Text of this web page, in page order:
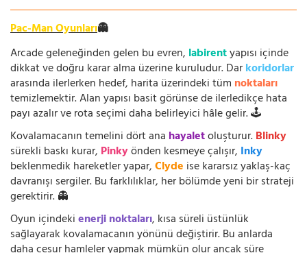
Pac-Man Oyunları👻
Arcade geleneğinden gelen bu evren, labirentyapısı içinde
dikkat ve doğru karar alma üzerine kuruludur. Darkoridorlar
arasında ilerlerken hedef, harita üzerindeki tüm noktaları
temizlemektir. Alan yapısı basit görünse de ilerledikçe hata
payı azalır ve rota seçimi daha belirleyici hâle gelir. 🕹️
Kovalamacanın temelini dört ana hayaletoluşturur.Blinky
sürekli baskı kurar, Pinkyönden kesmeye çalışır, Inky
beklenmedik hareketler yapar,Clyde ise kararsız yaklaş-kaç
davranışı sergiler. Bu farklılıklar, her bölümde yeni bir strateji
gerektirir. 👻
Oyun içindekienerji noktaları, kısa süreli üstünlük
sağlayarak kovalamacanın yönünü değiştirir. Bu anlarda